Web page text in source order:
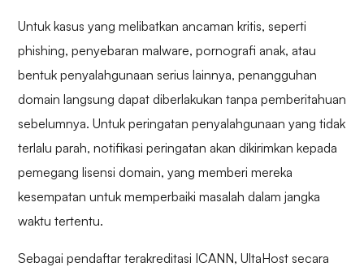
Untuk kasus yang melibatkan ancaman kritis, seperti
phishing, penyebaran malware, pornografi anak, atau
bentuk penyalahgunaan serius lainnya, penangguhan
domain langsung dapat diberlakukan tanpa pemberitahuan
sebelumnya. Untuk peringatan penyalahgunaan yang tidak
terlalu parah, notifikasi peringatan akan dikirimkan kepada
pemegang lisensi domain, yang memberi mereka
kesempatan untuk memperbaiki masalah dalam jangka
waktu tertentu.
Sebagai pendaftar terakreditasi ICANN, UltaHost secara